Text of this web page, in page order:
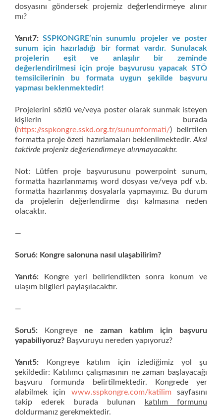
dosyasını göndersek projemiz değerlendirmeye alınır
mı?
Yanıt7: SSPKONGRE’nin sunumlu projeler ve poster
sunum için hazırladığı bir format vardır. Sunulacak
projelerin eşit ve anlaşılır bir zeminde
değerlendirilmesi için proje başvurusu yapacak STÖ
temsilcilerinin bu formata uygun şekilde başvuru
yapması beklenmektedir!
Projelerini sözlü ve/veya poster olarak sunmak isteyen
kişilerin burada
(https://sspkongre.sskd.org.tr/sunumformati/) belirtilen
formatta proje özeti hazırlamaları beklenilmektedir.Aksi
taktirde projeniz değerlendirmeye alınmayacaktır.
Not: Lütfen proje başvurusunu powerpoint sunum,
formatta hazırlanmamış word dosyası ve/veya pdf v.b.
formatta hazırlanmış dosyalarla yapmayınız. Bu durum
da projelerin değerlendirme dışı kalmasına neden
olacaktır.
—
Soru6: Kongre salonuna nasıl ulaşabilirim?
Yanıt6:
Kongre yeri belirlendikten sonra konum ve
ulaşım bilgileri paylaşılacaktır.
—
Soru5: Kongreye ne zaman katılım için başvuru
yapabiliyoruz? Başvuruyu nereden yapıyoruz?
Yanıt5:
Kongreye katılım için izlediğimiz yol şu
şekildedir: Katılımcı çalışmasının ne zaman başlayacağı
başvuru formunda belirtilmektedir. Kongrede yer
alabilmek için www.sspkongre.com/katilim sayfasını
takip ederek burada bulunan
katılım formunu
doldurmanız gerekmektedir.